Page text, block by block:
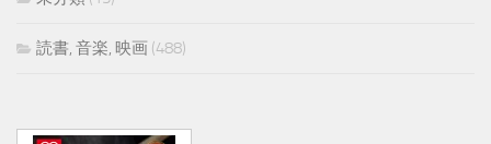
読書, 音楽, 映画 (488)